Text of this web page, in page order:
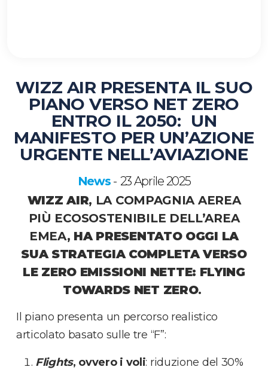
WIZZ AIR PRESENTA IL SUO
PIANO VERSO NET ZERO
ENTRO IL 2050: UN
MANIFESTO PER UN’AZIONE
URGENTE NELL’AVIAZIONE
News - 23 Aprile 2025
WIZZ AIR, LA COMPAGNIA AEREA
PIÙ ECOSOSTENIBILE DELL’AREA
EMEA, HA PRESENTATO OGGI LA
SUA STRATEGIA COMPLETA VERSO
LE ZERO EMISSIONI NETTE: FLYING
TOWARDS NET ZERO.
Il piano presenta un percorso realistico
articolato basato sulle tre “F”:
Flights, ovvero i voli: riduzione del 30%